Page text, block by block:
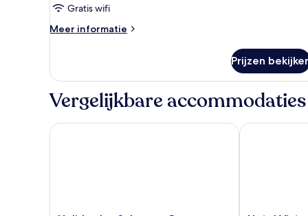
Gratis wifi
Meer informatie
Meer
Prijzen
Vergelijkbare accommodaties
Holiday Inn Salerno - Cava De'Tirreni by IHG
Hotel